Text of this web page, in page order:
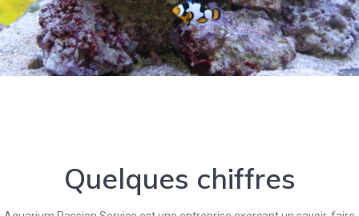
Quelques chiffres